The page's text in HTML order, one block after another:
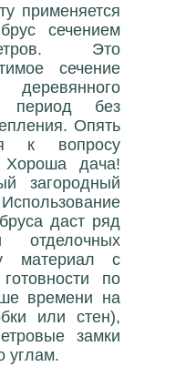
применяется
сечением
Это
сечение
деревянного
без
Опять
к вопросу
Хороша дача!
загородный
даст ряд
отделочных
материал с
по
времени на
или стен),
замки
углам.